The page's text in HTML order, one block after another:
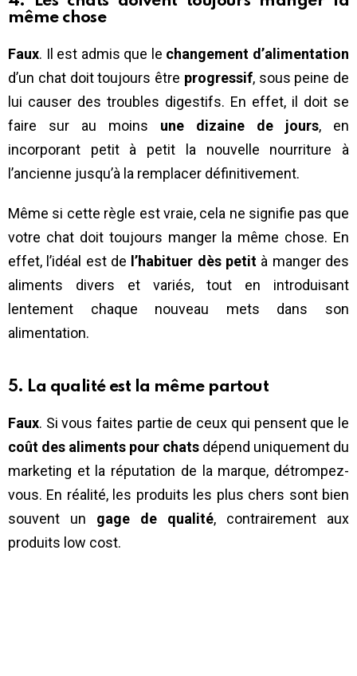
même chose
Faux. Il est admis que le changement d’alimentation
d’un chat doit toujours être progressif, sous peine de
lui causer des troubles digestifs. En effet, il doit se
faire sur au moins une dizaine de jours, en
incorporant petit à petit la nouvelle nourriture à
l’ancienne jusqu’à la remplacer définitivement.
Même si cette règle est vraie, cela ne signifie pas que
votre chat doit toujours manger la même chose. En
effet, l’idéal est de l’habituer dès petit à manger des
aliments divers et variés, tout en introduisant
lentement chaque nouveau mets dans son
alimentation.
5. La qualité est la même partout
Faux. Si vous faites partie de ceux qui pensent que le
coût des aliments pour chats dépend uniquement du
marketing et la réputation de la marque, détrompez-
vous. En réalité, les produits les plus chers sont bien
souvent un gage de qualité, contrairement aux
produits low cost.